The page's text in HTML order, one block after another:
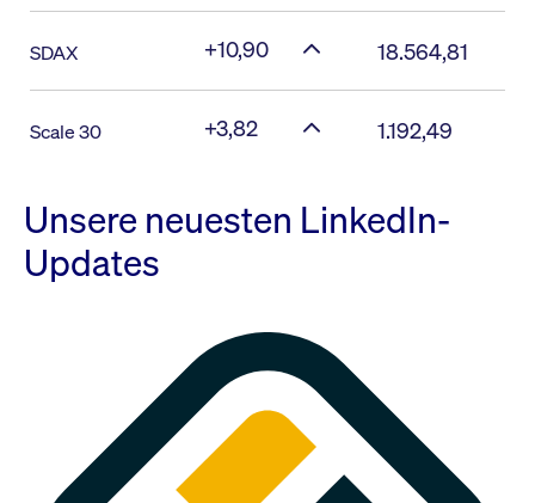
SDAX +10,90 18.564,81
Scale 30 +3,82 1.192,49
Unsere neuesten LinkedIn-
Updates